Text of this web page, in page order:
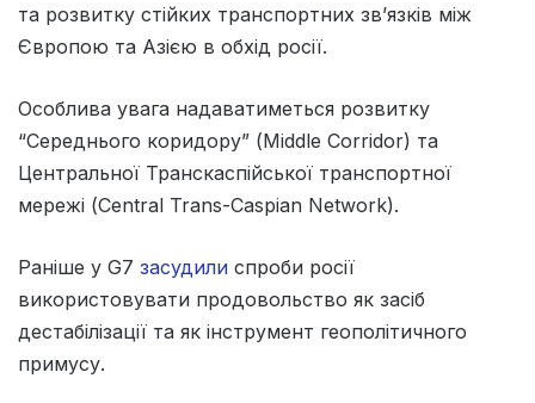
та розвитку стійких транспортних зв’язків між
Європою та Азією в обхід росії.
Особлива увага надаватиметься розвитку
“Середнього коридору” (Middle Corridor) та
Центральної Транскаспійської транспортної
мережі (Central Trans-Caspian Network).
Раніше у G7 засудили спроби росії
використовувати продовольство як засіб
дестабілізації та як інструмент геополітичного
примусу.